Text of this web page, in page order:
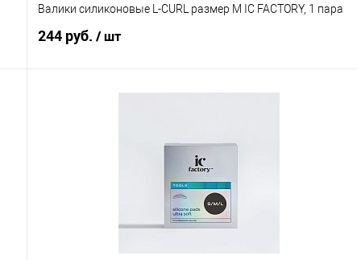
Валики силиконовые L-CURL размер M IC FACTORY, 1 пара
244 руб./ шт
Сравнение